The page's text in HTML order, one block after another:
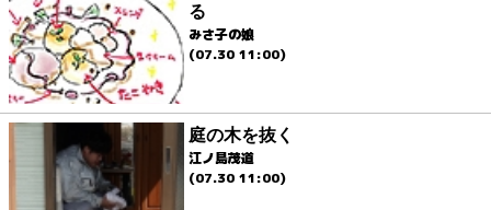
る
みさ子の娘
(07.30 11:00)
庭の木を抜く
江ノ島茂道
(07.30 11:00)